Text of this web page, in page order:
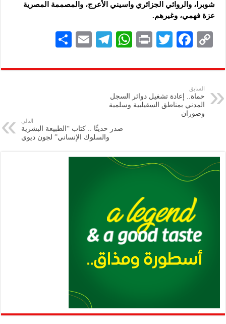
شوبرا، والروائي الجزائري واسيني الأعرج، والمصممة المصرية
عزة فهمي، وغيرهم.
C
p
y
Li
n
F
eb
k
T
tt
P
nt
W
at
A
p
Te
gr
E
ai
ar
السابق
حماة.. إعادة تشغيل دوائر السجل
المدني بمناطق السقيلبية وسلمية
وصوران
التالي
صدر حديثًا .. كتاب “الطبيعة البشرية
والسلوك الإنساني” لجون ديوي